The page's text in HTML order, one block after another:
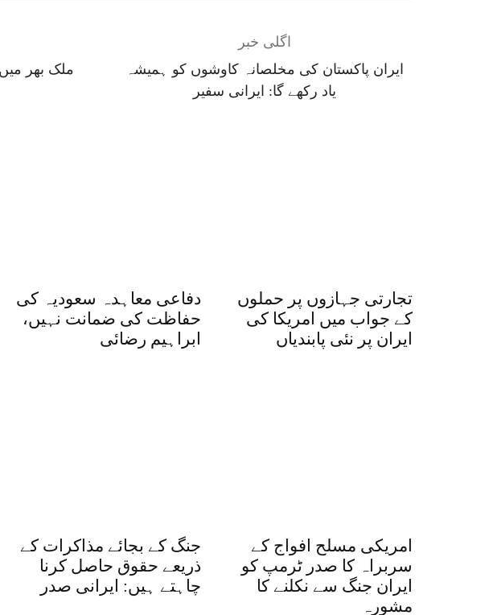
ملک بھر
اگلی خبر
ایران پاکستان کی مخلصانہ کاوشوں کو ہمیشہ
یاد رکھے گا: ایرانی سفیر
دفاعی معاہدہ سعودیہ کی
حفاظت کی ضمانت نہیں،
ابراہیم رضائی
تجارتی جہازوں پر حملوں
کے جواب میں امریکا کی
ایران پر نئی پابندیاں
جنگ کے بجائے مذاکرات کے
ذریعے حقوق حاصل کرنا
چاہتے ہیں: ایرانی صدر
امریکی مسلح افواج کے
سربراہ کا صدر ٹرمپ کو
ایران جنگ سے نکلنے کا
مشورہ